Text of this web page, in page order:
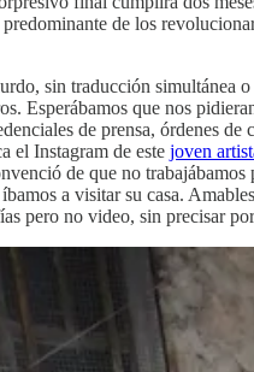
de los
sin traducción simultánea
Esperábamos que nos
de prensa, órdenes de
el Instagram de este joven
de que no trabajábamos
a visitar su casa.
pero no video, sin precisar